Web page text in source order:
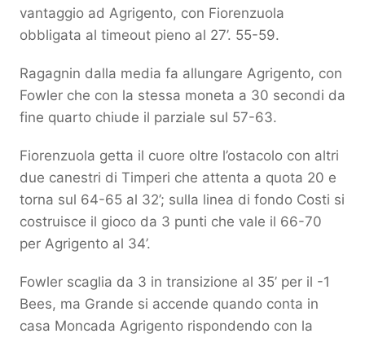
vantaggio ad Agrigento, con Fiorenzuola
obbligata al timeout pieno al 27’. 55-59.
Ragagnin dalla media fa allungare Agrigento, con
Fowler che con la stessa moneta a 30 secondi da
fine quarto chiude il parziale sul 57-63.
Fiorenzuola getta il cuore oltre l’ostacolo con altri
due canestri di Timperi che attenta a quota 20 e
torna sul 64-65 al 32’; sulla linea di fondo Costi si
costruisce il gioco da 3 punti che vale il 66-70
per Agrigento al 34’.
Fowler scaglia da 3 in transizione al 35’ per il -1
Bees, ma Grande si accende quando conta in
casa Moncada Agrigento rispondendo con la